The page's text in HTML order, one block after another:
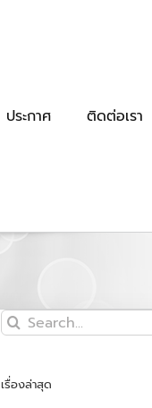
ประกาศ ติดต่อเรา
Search
for:
เรื่องล่าสุด